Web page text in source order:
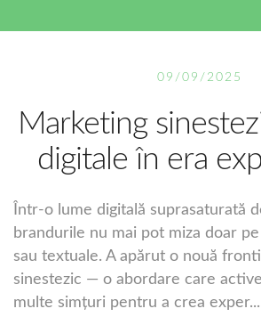
09/09/2025
Marketing
digitale în era
Într-o lume digitală suprasaturată
brandurile nu mai pot miza doar
sau textuale. A apărut o nouă
sinestezic — o abordare care
multe simțuri pentru a crea exper...